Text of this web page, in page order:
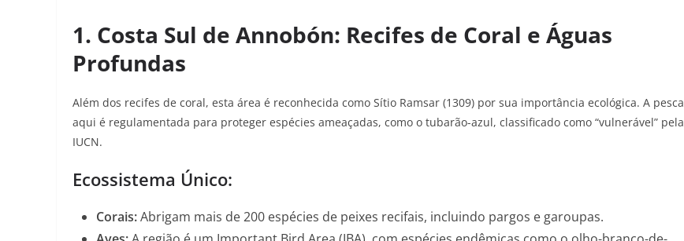
1. Costa Sul de Annobón: Recifes de Coral e Águas
Profundas
Além dos recifes de coral, esta área é reconhecida como Sítio Ramsar (1309) por sua importância ecológica. A pesca
aqui é regulamentada para proteger espécies ameaçadas, como o tubarão-azul, classificado como “vulnerável” pela
IUCN.
Ecossistema Único:
Corais:Abrigam mais de 200 espécies de peixes recifais, incluindo pargos e garoupas.